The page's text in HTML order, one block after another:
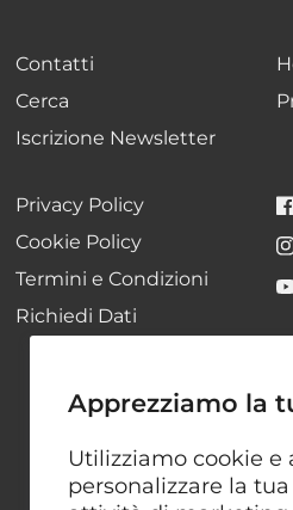
Apprezziamo la
Utilizziamo cookie
personalizzare la
Contatti
Cerca
Iscrizione Newsletter
Privacy Policy
Cookie Policy
Termini e Condizioni
Richiedi Dati
Aggiorna